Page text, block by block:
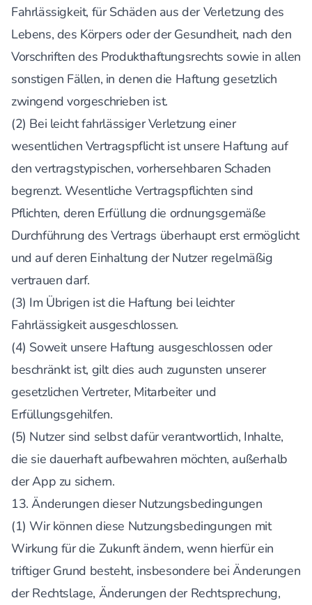
Fahrlässigkeit, für Schäden aus der Verletzung des
Lebens, des Körpers oder der Gesundheit, nach den
Vorschriften des Produkthaftungsrechts sowie in allen
sonstigen Fällen, in denen die Haftung gesetzlich
zwingend vorgeschrieben ist.
(2) Bei leicht fahrlässiger Verletzung einer
wesentlichen Vertragspflicht ist unsere Haftung auf
den vertragstypischen, vorhersehbaren Schaden
begrenzt. Wesentliche Vertragspflichten sind
Pflichten, deren Erfüllung die ordnungsgemäße
Durchführung des Vertrags überhaupt erst ermöglicht
und auf deren Einhaltung der Nutzer regelmäßig
vertrauen darf.
(3) Im Übrigen ist die Haftung bei leichter
Fahrlässigkeit ausgeschlossen.
(4) Soweit unsere Haftung ausgeschlossen oder
beschränkt ist, gilt dies auch zugunsten unserer
gesetzlichen Vertreter, Mitarbeiter und
Erfüllungsgehilfen.
(5) Nutzer sind selbst dafür verantwortlich, Inhalte,
die sie dauerhaft aufbewahren möchten, außerhalb
der App zu sichern.
13. Änderungen dieser Nutzungsbedingungen
(1) Wir können diese Nutzungsbedingungen mit
Wirkung für die Zukunft ändern, wenn hierfür ein
triftiger Grund besteht, insbesondere bei Änderungen
der Rechtslage, Änderungen der Rechtsprechung,